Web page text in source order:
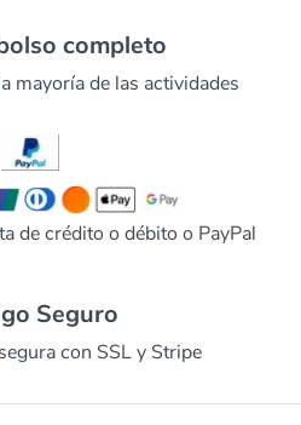
completo
mayoría de las actividades
de crédito o débito o PayPal
Seguro
con SSL y Stripe